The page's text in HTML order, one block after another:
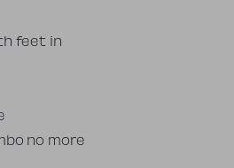
feet in
no more